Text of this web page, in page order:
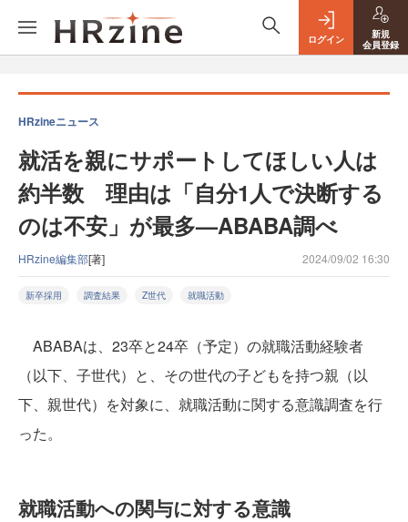
ログイン
新規
会員登録
HRzineニュース
就活を親にサポートしてほしい人は
約半数 理由は「自分1人で決断する
のは不安」が最多—ABABA調べ
HRzine編集部[著] 2024/09/02 16:30
新卒採用 調査結果 Z世代 就職活動
ABABAは、23卒と24卒（予定）の就職活動経験者
（以下、子世代）と、その世代の子どもを持つ親（以
下、親世代）を対象に、就職活動に関する意識調査を行
った。
就職活動への関与に対する意識